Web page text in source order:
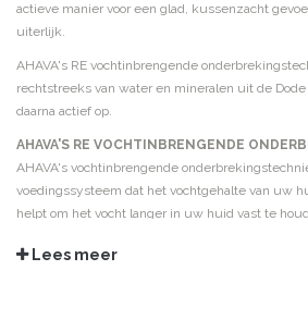
actieve manier voor een glad, kussenzacht
uiterlijk.
AHAVA's RE vochtinbrengende
rechtstreeks van water en mineralen uit de
daarna actief op.
AHAVA'S RE VOCHTINBRENGENDE
AHAVA's vochtinbrengende
voedingssysteem dat het vochtgehalte van uw
helpt om het vocht langer in uw huid vast te
verhogen zodoende het vochtgehalte van uw
Lees meer